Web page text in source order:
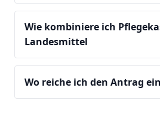
Wie kombiniere ich
Landesmittel
Wo reiche ich den Antrag ein